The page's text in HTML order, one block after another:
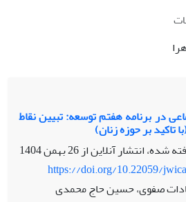
در برنامه هفتم توسعه: تبیین نقاط
تاکید بر حوزه زنان)
شده، انتشار آنلاین از26 بهمن 1404
https://doi.org/10.22059/
صفوی، حسین حاج محمدی